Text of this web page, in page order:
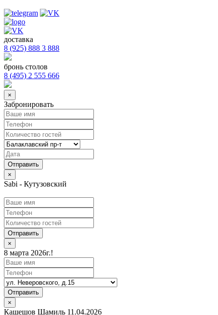
доставка
8 (925) 888 3 888
бронь столов
8 (495) 2 555 666
×
Забронировать
×
Sabi - Кутузовский
Отправить
×
8 марта 2026г.!
Отправить
×
Кашешов Шамиль 11.04.2026